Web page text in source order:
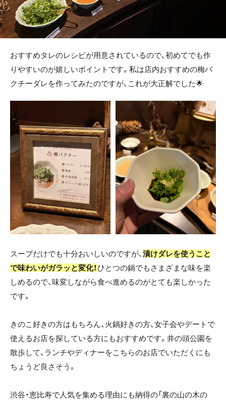
おすすめタレのレシピが用意されているので、初めてでも作
りやすいのが嬉しいポイントです。私は店内おすすめの梅バ
クチーダレを作ってみたのですが、これが大正解でした🌟
スープだけでも十分おいしいのですが、漬けダレを使うこと
で味わいがガラッと変化！ひとつの鍋でもさまざまな味を楽
しめるので、味変しながら食べ進めるのがとても楽しかった
です。
きのこ好きの方はもちろん、火鍋好きの方、女子会やデートで
使えるお店を探している方にもおすすめです。井の頭公園を
散歩して、ランチやディナーをこちらのお店でいただくにも
ちょうど良さそう。
渋谷・恵比寿で人気を集める理由にも納得の「裏の山の木の